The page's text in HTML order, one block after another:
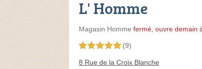
L' Homme
Magasin Homme fermé, ouvre demain
5,0 étoiles sur 5 (9)
8 Rue de la Croix Blanche